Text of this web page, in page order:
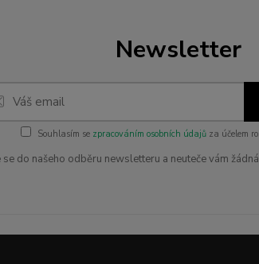
Newsletter
Souhlasím se zpracováním osobních údajů za účelem
se do našeho odběru newsletteru a neuteče vám